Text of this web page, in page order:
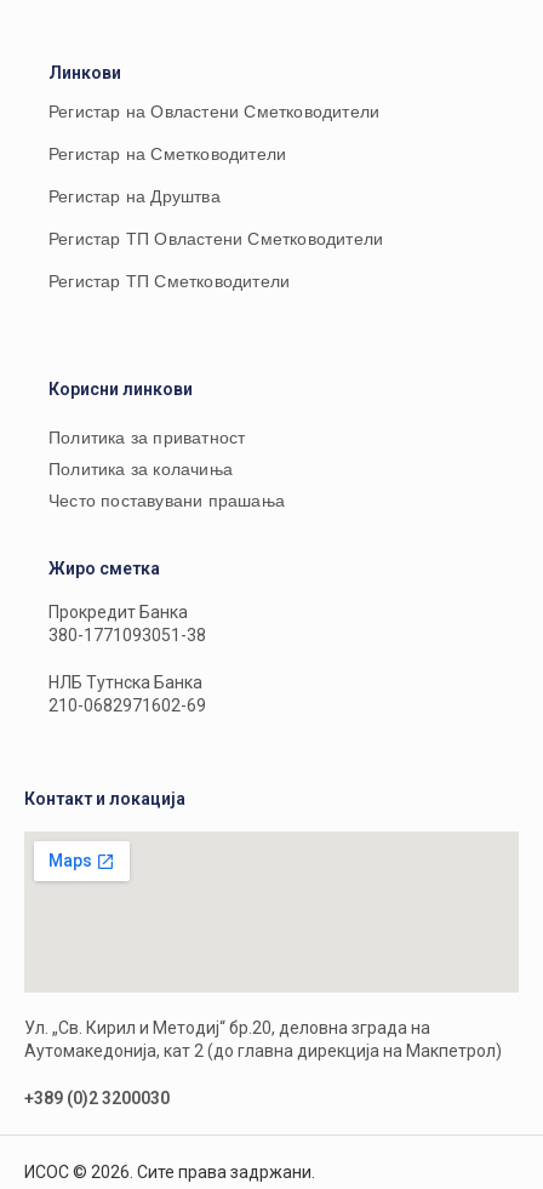
Линкови
Регистар на Овластени Сметководители
Регистар на Сметководители
Регистар на Друштва
Регистар ТП Овластени Сметководители
Регистар ТП Сметководители
Корисни линкови
Политика за приватност
Политика за колачиња
Често поставувани прашања
Жиро сметка
Прокредит Банка
380-1771093051-38
НЛБ Тутнска Банка
210-0682971602-69
Контакт и локација
Ул. „Св. Кирил и Методиј“ бр.20, деловна зграда на
Аутомакедонија, кат 2 (до главна дирекција на Макпетрол)
+389 (0)2 3200030
ИСОС © 2026. Сите права задржани.